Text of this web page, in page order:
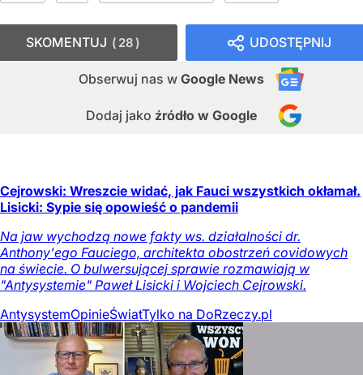
UDOSTĘPNIJ
Obserwuj nas w Google News
Dodaj jako źródło w Google
SKOMENTUJ 28
Cejrowski: Wreszcie widać, jak Fauci wszystkich okłamał.
Lisicki: Sypie się opowieść o pandemii
Na jaw wychodzą nowe fakty ws. działalności dr.
Anthony'ego Fauciego, architekta obostrzeń covidowych
na świecie. O bulwersującej sprawie rozmawiają w
"Antysystemie" Paweł Lisicki i Wojciech Cejrowski.
AntysystemOpinieŚwiatTylko na DoRzeczy.pl